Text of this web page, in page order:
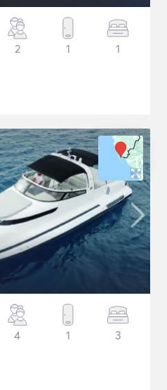
2 1 1
4 1 3